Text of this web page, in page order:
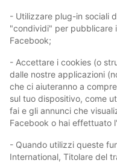
- Utilizzare plug-in sociali
"condividi" per pubblicare
Facebook;
- Accettare i cookies (o
dalle nostre applicazioni
che ci aiuteranno a
sul tuo dispositivo, come
fai e gli annunci che
Facebook o hai effettuato
- Quando utilizzi queste
International, Titolare del